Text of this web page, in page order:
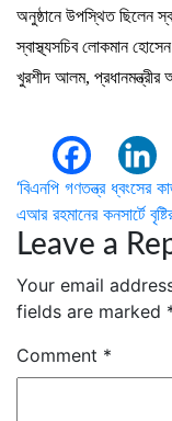
অনুষ্ঠানে উপস্থিত ছিলেন
স্বাস্থ্যসচিব লোকমান
খুরশীদ আলম, প্রধানমন্ত্রীর
Post
‘বিএনপি গণতন্ত্র
এআর রহমানের কনসার্টে
Leave a
Your email
fields are marked
Comment *